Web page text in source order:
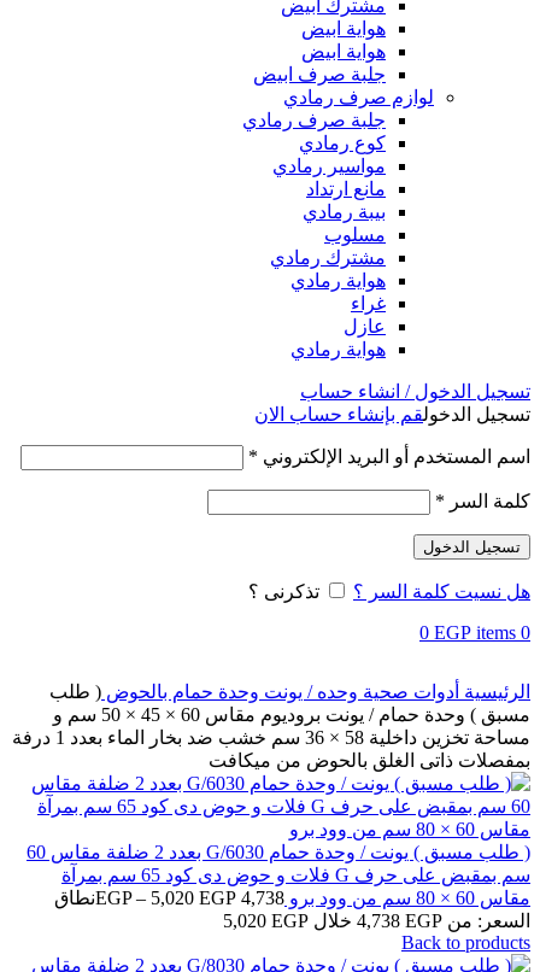
مشترك ابيض
هواية ابيض
هواية ابيض
جلبة صرف ابيض
لوازم صرف رمادي
جلبة صرف رمادي
كوع رمادي
مواسير رمادي
مانع ارتداد
بيبة رمادي
مسلوب
مشترك رمادي
هواية رمادي
غراء
عازل
هواية رمادي
تسجيل الدخول / انشاء حساب
تسجيل الدخولقم بإنشاء حساب الان
اسم المستخدم أو البريد الإلكتروني *
كلمة السر *
تسجيل الدخول
هل نسيت كلمة السر ؟
تذكرنى ؟
0
items
0 EGP
الرئيسية أدوات صحية وحده / يونت وحدة حمام بالحوض ( طلب
مسبق ) وحدة حمام / يونت بروديوم مقاس 60 × 45 × 50 سم و
مساحة تخزين داخلية 58 × 36 سم خشب ضد بخار الماء بعدد 1 درفة
بمفصلات ذاتى الغلق بالحوض من ميكافت
( طلب مسبق ) يونت / وحدة حمام G/6030 بعدد 2 ضلفة مقاس 60
سم بمقبض على حرف G فلات و حوض دى كود 65 سم بمرآة
مقاس 60 × 80 سم من وود برو
4,738
EGP – 5,020 EGP
نطاق
السعر: من ⁦4,738 EGP⁩ خلال ⁦5,020 EGP⁩
Back to products